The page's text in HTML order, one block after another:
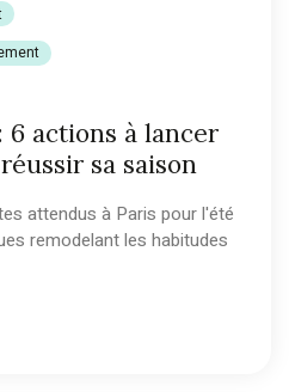
6 actions à lancer
sa saison
attendus à Paris pour l'été
remodelant les habitudes